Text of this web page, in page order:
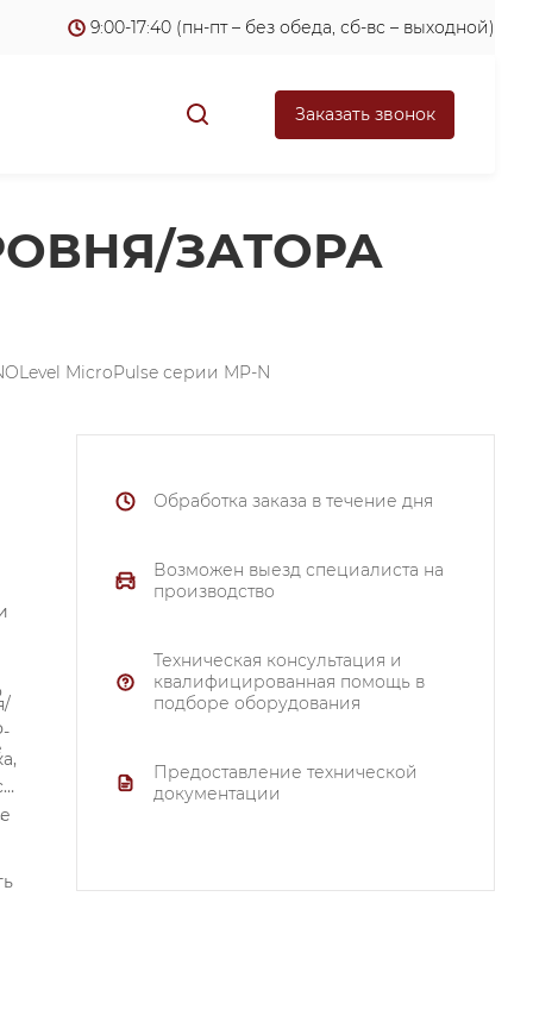
9:00-17:40 (пн-пт – без обеда, сб-вс – выходной)
Заказать звонок
ЗАТОРА
MicroPulse серии MP-N
Обработка заказа в течение дня
Возможен выезд специалиста на
производство
Техническая консультация и
квалифицированная помощь в
подборе оборудования
Предоставление технической
документации